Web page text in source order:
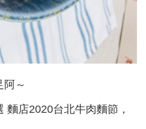
～
麵店2020台北牛肉麵節，